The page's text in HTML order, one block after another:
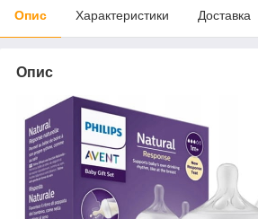
Опис Характеристики Доставка
Опис